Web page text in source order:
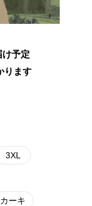
け予定
ります
3XL
カーキ